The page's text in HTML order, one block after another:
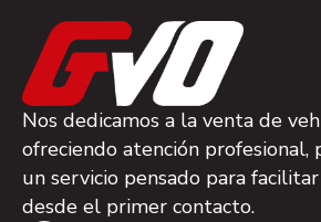
Nos dedicamos a la venta de
ofreciendo atención profesional,
un servicio pensado para
desde el primer contacto.